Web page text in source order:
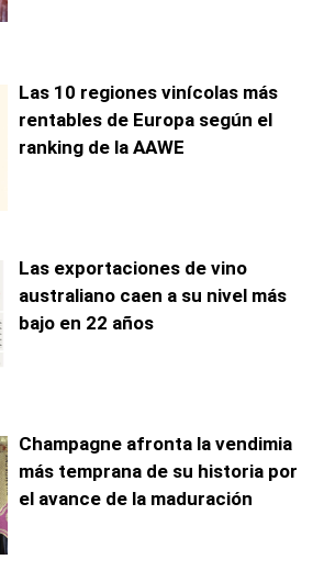
Las 10 regiones vinícolas más
rentables de Europa según el
ranking de la AAWE
Las exportaciones de vino
australiano caen a su nivel más
bajo en 22 años
Champagne afronta la vendimia
más temprana de su historia por
el avance de la maduración